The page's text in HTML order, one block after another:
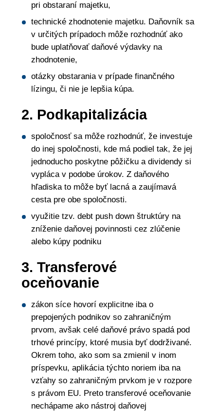
pri obstaraní majetku,
technické zhodnotenie majetku. Daňovník sa
v určitých prípadoch môže rozhodnúť ako
bude uplatňovať daňové výdavky na
zhodnotenie,
otázky obstarania v prípade finančného
lízingu, či nie je lepšia kúpa.
2. Podkapitalizácia
spoločnosť sa môže rozhodnúť, že investuje
do inej spoločnosti, kde má podiel tak, že jej
jednoducho poskytne pôžičku a dividendy si
vypláca v podobe úrokov. Z daňového
hľadiska to môže byť lacná a zaujímavá
cesta pre obe spoločnosti.
využitie tzv. debt push down štruktúry na
zníženie daňovej povinnosti cez zlúčenie
alebo kúpy podniku
3. Transferové
oceňovanie
zákon síce hovorí explicitne iba o
prepojených podnikov so zahraničným
prvom, avšak celé daňové právo spadá pod
trhové princípy, ktoré musia byť dodrživané.
Okrem toho, ako som sa zmienil v inom
príspevku, aplikácia týchto noriem iba na
vzťahy so zahraničným prvkom je v rozpore
s právom EU. Preto transferové oceňovanie
nechápame ako nástroj daňovej